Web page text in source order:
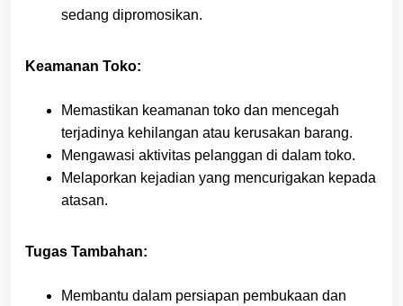
sedang dipromosikan.
Keamanan Toko:
Memastikan keamanan toko dan mencegah
terjadinya kehilangan atau kerusakan barang.
Mengawasi aktivitas pelanggan di dalam toko.
Melaporkan kejadian yang mencurigakan kepada
atasan.
Tugas Tambahan:
Membantu dalam persiapan pembukaan dan